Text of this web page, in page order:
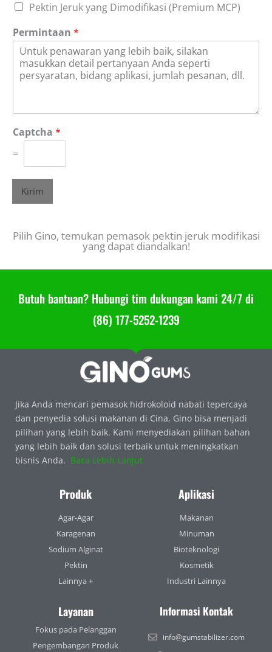
Pektin Jeruk yang Dimodifikasi (Premium MCP)
Permintaan *
Captcha *
=
Kirim
Pilih Gino, temukan pemasok pektin jeruk modifikasi
yang dapat diandalkan!
Butuh bantuan? Hubungi tim dukungan kami 24/7 di
(86) 177-5252-1239
Jika Anda mencari pemasok hidrokoloid nabati tepercaya
dan penyedia solusi makanan di Cina, Gino bisa menjadi
pilihan yang lebih baik. Kami menyediakan pilihan bahan
yang lebih baik dan solusi terbaik untuk meningkatkan
bisnis Anda. Baca Lebih Lanjut
Produk
Agar-Agar
Karagenan
Sodium Alginat
Pektin
Lainnya +
Aplikasi
Makanan
Minuman
Bioteknologi
Kosmetik
Industri Lainnya
Layanan
Fokus pada Pelanggan
Pengembangan Produk
Informasi Kontak
info@gumstabilizer.com